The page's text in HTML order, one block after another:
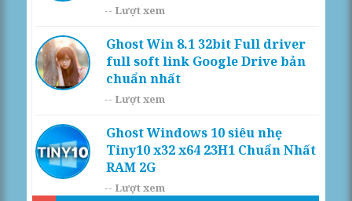
-- Lượt xem
Ghost Win 8.1 32bit Full driver
full soft link Google Drive bản
chuẩn nhất
-- Lượt xem
Ghost Windows 10 siêu nhẹ
Tiny10 x32 x64 23H1 Chuẩn Nhất
RAM 2G
-- Lượt xem